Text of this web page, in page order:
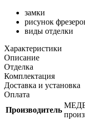
замки
рисунок
виды отделки
Характеристики
Описание
Отделка
Комплектация
Доставка и установка
Оплата
Производитель